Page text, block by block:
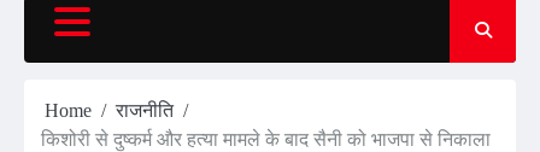
Home
राजनीति
किशोरी से दुष्कर्म और हत्या मामले के बाद सैनी को भाजपा से निकाला